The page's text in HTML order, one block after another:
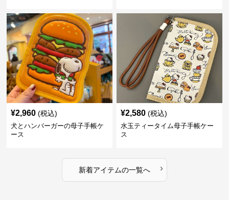
¥2,960 (税込)
犬とハンバーガーの母子手帳ケ
ース
¥2,580 (税込)
水玉ティータイム母子手帳ケー
ス
新着アイテムの一覧へ ›